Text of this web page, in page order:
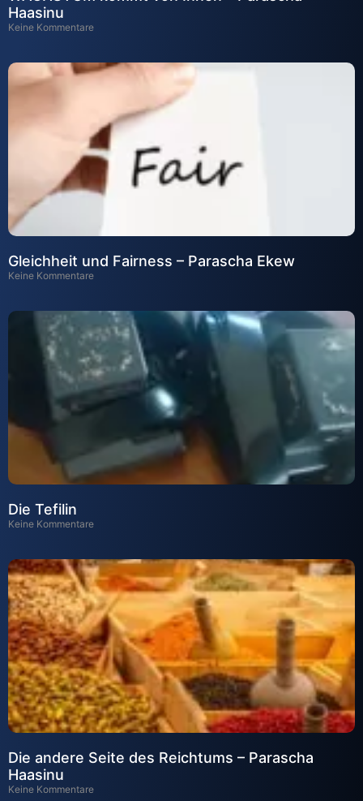
Haasinu
Keine Kommentare
Gleichheit und Fairness – Parascha Ekew
Keine Kommentare
Die Tefilin
Keine Kommentare
Die andere Seite des Reichtums – Parascha
Haasinu
Keine Kommentare